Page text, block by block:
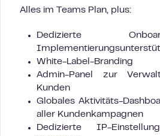
Alles im Teams Plan, plus:
Dedizierte
White-Label-Branding
Admin-Panel zur
Kunden
Globales Aktivitäts-
aller Kundenkampagnen
Dedizierte IP-